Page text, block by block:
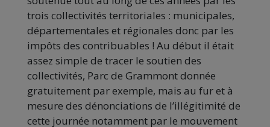
trois collectivités territoriales : municipales,
départementales et régionales donc par les
impôts des contribuables ! Au début il était
assez simple de tracer le soutien des
collectivités, Parc de Grammont donnée
gratuitement par exemple, mais au fur et à
mesure des dénonciations de l’illégitimité de
cette journée notamment par le mouvement